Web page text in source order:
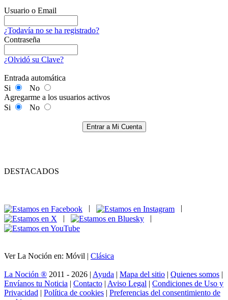
Usuario o Email
¿Todavía no se ha registrado?
Contraseña
¿Olvidó su Clave?
Entrada automática
Si
No
Agregarme a los usuarios activos
Si
No
Entrar a Mi Cuenta
DESTACADOS
|
|
Ver La Noción en: Móvil | Clásica
La Noción ® 2011 - 2026 | Ayuda | Mapa del sitio | Quienes somos |
Envíanos tu Noticia | Contacto | Aviso Legal | Condiciones de Uso y
Privacidad | Política de cookies | Preferencias del consentimiento de